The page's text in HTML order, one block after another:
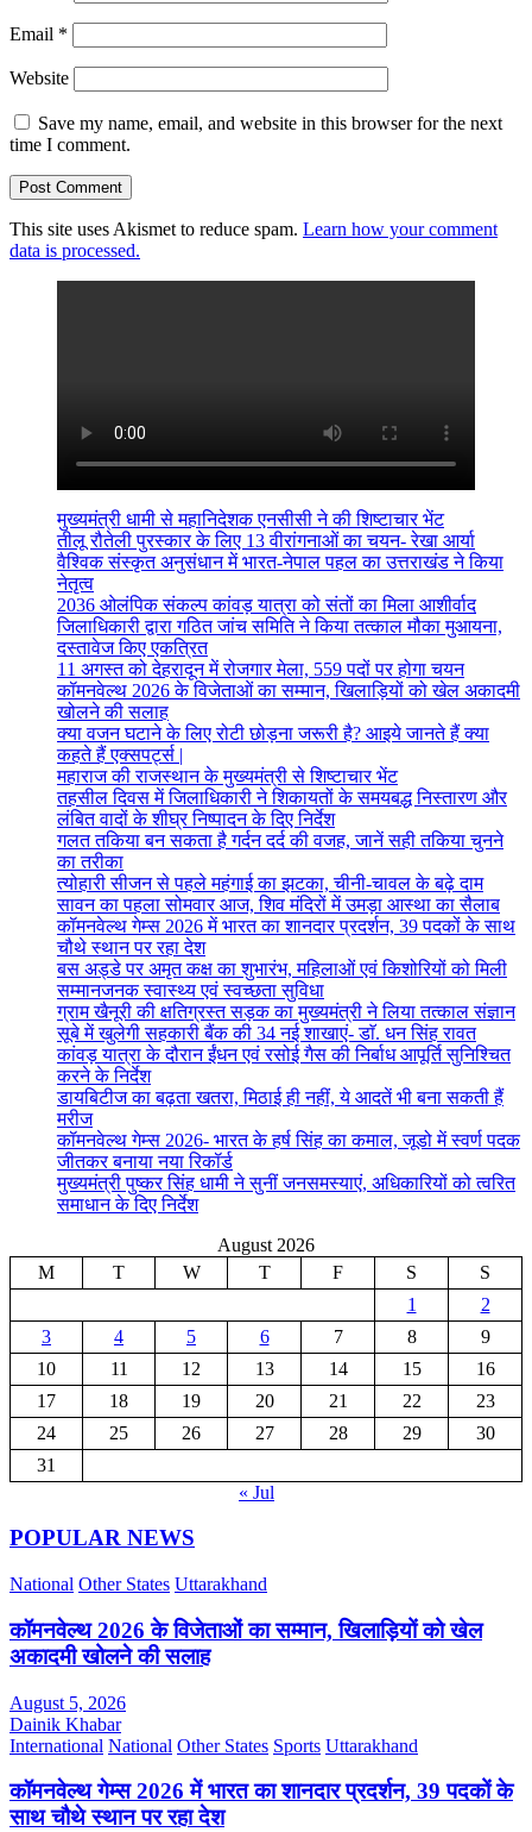
Email *
Website
Save my name, email, and website in this browser for the next
time I comment.
This site uses Akismet to reduce spam. Learn how your comment
data is processed.
मुख्यमंत्री धामी से महानिदेशक एनसीसी ने की शिष्टाचार भेंट
तीलू रौतेली पुरस्कार के लिए 13 वीरांगनाओं का चयन- रेखा आर्या
वैश्विक संस्कृत अनुसंधान में भारत-नेपाल पहल का उत्तराखंड ने किया
नेतृत्व
2036 ओलंपिक संकल्प कांवड़ यात्रा को संतों का मिला आशीर्वाद
जिलाधिकारी द्वारा गठित जांच समिति ने किया तत्काल मौका मुआयना,
दस्तावेज किए एकत्रित
11 अगस्त को देहरादून में रोजगार मेला, 559 पदों पर होगा चयन
कॉमनवेल्थ 2026 के विजेताओं का सम्मान, खिलाड़ियों को खेल अकादमी
खोलने की सलाह
क्या वजन घटाने के लिए रोटी छोड़ना जरूरी है? आइये जानते हैं क्या
कहते हैं एक्सपर्ट्स |
महाराज की राजस्थान के मुख्यमंत्री से शिष्टाचार भेंट
तहसील दिवस में जिलाधिकारी ने शिकायतों के समयबद्ध निस्तारण और
लंबित वादों के शीघ्र निष्पादन के दिए निर्देश
गलत तकिया बन सकता है गर्दन दर्द की वजह, जानें सही तकिया चुनने
का तरीका
त्योहारी सीजन से पहले महंगाई का झटका, चीनी-चावल के बढ़े दाम
सावन का पहला सोमवार आज, शिव मंदिरों में उमड़ा आस्था का सैलाब
कॉमनवेल्थ गेम्स 2026 में भारत का शानदार प्रदर्शन, 39 पदकों के साथ
चौथे स्थान पर रहा देश
बस अड्डे पर अमृत कक्ष का शुभारंभ, महिलाओं एवं किशोरियों को मिली
सम्मानजनक स्वास्थ्य एवं स्वच्छता सुविधा
ग्राम खैनूरी की क्षतिग्रस्त सड़क का मुख्यमंत्री ने लिया तत्काल संज्ञान
सूबे में खुलेगी सहकारी बैंक की 34 नई शाखाएं- डाॅ. धन सिंह रावत
कांवड़ यात्रा के दौरान ईंधन एवं रसोई गैस की निर्बाध आपूर्ति सुनिश्चित
करने के निर्देश
डायबिटीज का बढ़ता खतरा, मिठाई ही नहीं, ये आदतें भी बना सकती हैं
मरीज
कॉमनवेल्थ गेम्स 2026- भारत के हर्ष सिंह का कमाल, जूडो में स्वर्ण पदक
जीतकर बनाया नया रिकॉर्ड
मुख्यमंत्री पुष्कर सिंह धामी ने सुनीं जनसमस्याएं, अधिकारियों को त्वरित
समाधान के दिए निर्देश
August 2026
M
T W T F S
S
1
2
3
4 5 6 7 8
9
10
11 12 13 14 15
16
17
18 19 20 21 22
23
24
25 26 27 28 29
30
31
« Jul
POPULAR NEWS
National Other States Uttarakhand
कॉमनवेल्थ 2026 के विजेताओं का सम्मान, खिलाड़ियों को खेल
अकादमी खोलने की सलाह
August 5, 2026
Dainik Khabar
International National Other States Sports Uttarakhand
कॉमनवेल्थ गेम्स 2026 में भारत का शानदार प्रदर्शन, 39 पदकों के
साथ चौथे स्थान पर रहा देश